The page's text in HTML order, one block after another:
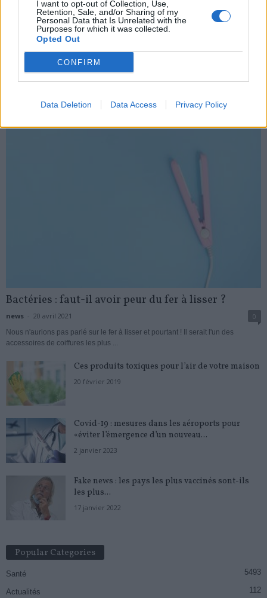
I want to opt-out of Collection, Use,
Retention, Sale, and/or Sharing of my
Personal Data that Is Unrelated with the
Purposes for which it was collected.
Opted Out
CONFIRM
Data Deletion Data Access Privacy Policy
Comment utiliser la lavande comme antimoustique naturel ?
9 mars 2018
Les perturbateurs endocriniens impliqués dans les formes
graves de Covid-19 ?
- 23 novembre 2020
My Favorites
Bactéries : faut-il avoir peur du fer à lisser ?
news - 20 avril 2021 0
Nous n'aurions pas parié sur le fer à lisser et pourtant ! Il serait l'un des
accessoires de coiffures les plus ...
Ces produits toxiques pour l’air de votre maison
20 février 2019
Covid-19 : mesures dans les aéroports pour
«éviter l’émergence d’un nouveau...
2 janvier 2023
Fake news : les pays les plus vaccinés sont-ils
les plus...
17 janvier 2022
Popular Categories
Santé 5493
Actualités 112